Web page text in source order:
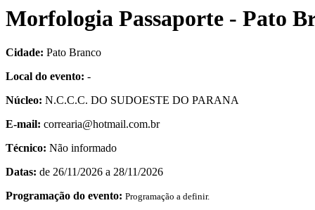
Morfologia Passaporte - Pato
Cidade: Pato Branco
Local do evento: -
Núcleo: N.C.C.C. DO SUDOESTE DO PARANA
E-mail: correaria@hotmail.com.br
Técnico: Não informado
Datas: de 26/11/2026 a 28/11/2026
Programação do evento: Programação a definir.